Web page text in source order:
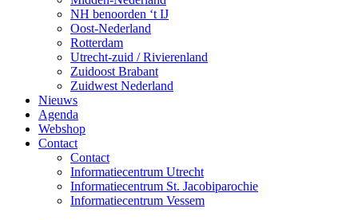
NH benoorden ‘t IJ
Oost-Nederland
Rotterdam
Utrecht-zuid / Rivierenland
Zuidoost Brabant
Zuidwest Nederland
Nieuws
Agenda
Webshop
Contact
Contact
Informatiecentrum Utrecht
Informatiecentrum St. Jacobiparochie
Informatiecentrum Vessem